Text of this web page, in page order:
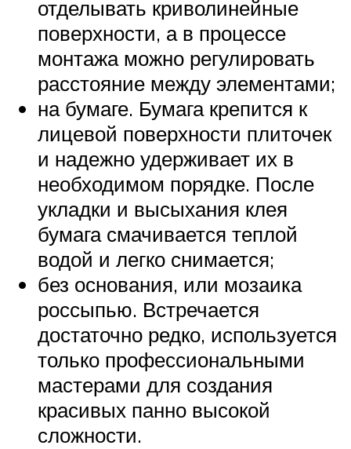
отделывать криволинейные
поверхности, а в процессе
монтажа можно регулировать
расстояние между элементами;
на бумаге. Бумага крепится к
лицевой поверхности плиточек
и надежно удерживает их в
необходимом порядке. После
укладки и высыхания клея
бумага смачивается теплой
водой и легко снимается;
без основания, или мозаика
россыпью. Встречается
достаточно редко, используется
только профессиональными
мастерами для создания
красивых панно высокой
сложности.